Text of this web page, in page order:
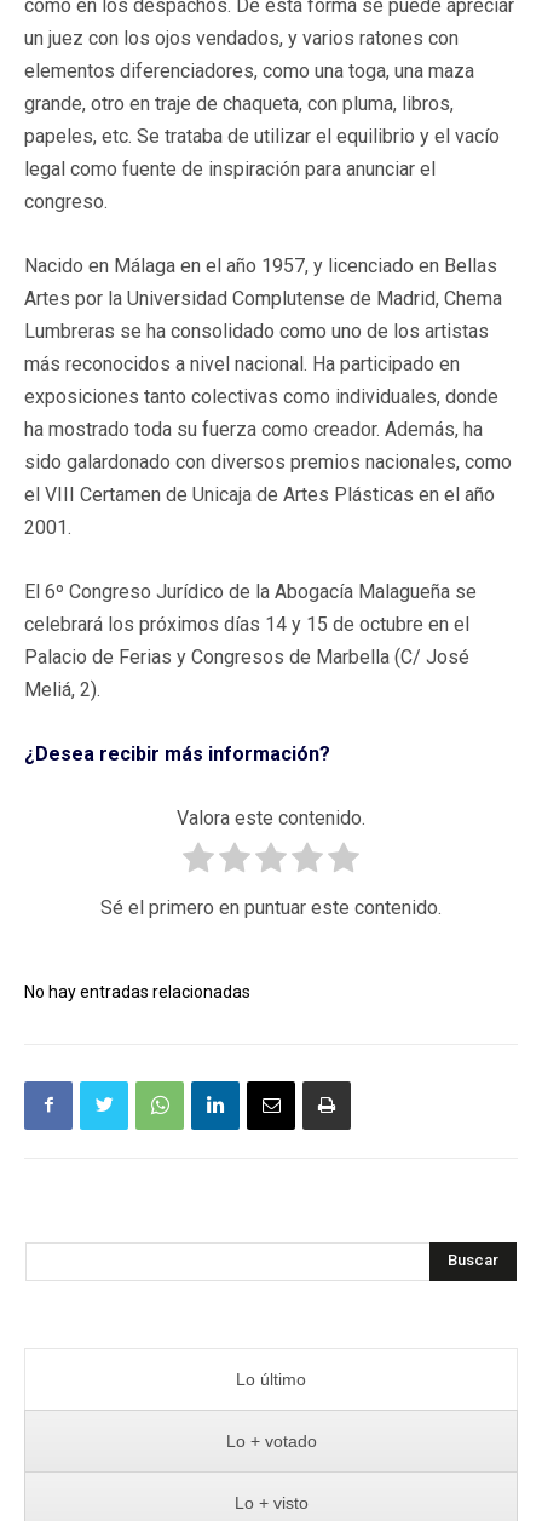
como en los despachos. De esta forma se puede apreciar
un juez con los ojos vendados, y varios ratones con
elementos diferenciadores, como una toga, una maza
grande, otro en traje de chaqueta, con pluma, libros,
papeles, etc. Se trataba de utilizar el equilibrio y el vacío
legal como fuente de inspiración para anunciar el
congreso.
Nacido en Málaga en el año 1957, y licenciado en Bellas
Artes por la Universidad Complutense de Madrid, Chema
Lumbreras se ha consolidado como uno de los artistas
más reconocidos a nivel nacional. Ha participado en
exposiciones tanto colectivas como individuales, donde
ha mostrado toda su fuerza como creador. Además, ha
sido galardonado con diversos premios nacionales, como
el VIII Certamen de Unicaja de Artes Plásticas en el año
2001.
El 6º Congreso Jurídico de la Abogacía Malagueña se
celebrará los próximos días 14 y 15 de octubre en el
Palacio de Ferias y Congresos de Marbella (C/ José
Meliá, 2).
¿Desea recibir más información?
Valora este contenido.
Sé el primero en puntuar este contenido.
No hay entradas relacionadas
Buscar
Lo último
Lo + votado
Lo + visto